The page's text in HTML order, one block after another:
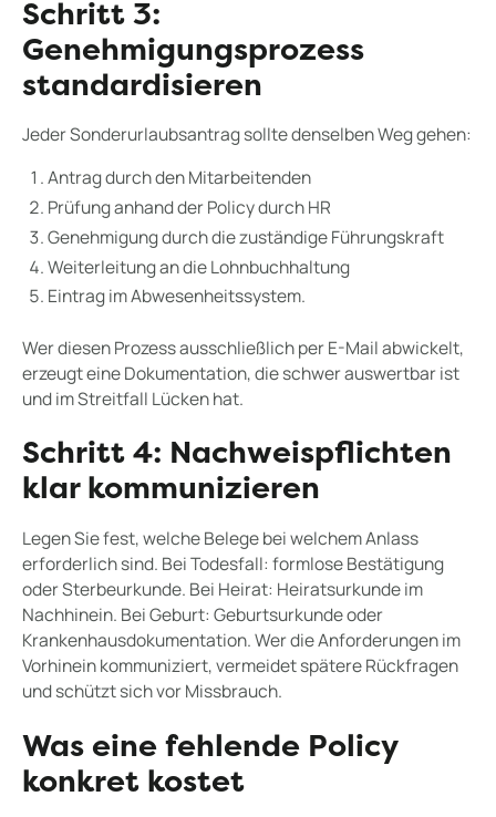
Schritt 3:
Genehmigungsprozess
standardisieren
Jeder Sonderurlaubsantrag sollte denselben Weg gehen:
Antrag durch den Mitarbeitenden
Prüfung anhand der Policy durch HR
Genehmigung durch die zuständige Führungskraft
Weiterleitung an die Lohnbuchhaltung
Eintrag im Abwesenheitssystem.
Wer diesen Prozess ausschließlich per E-Mail abwickelt,
erzeugt eine Dokumentation, die schwer auswertbar ist
und im Streitfall Lücken hat.
Schritt 4: Nachweispflichten
klar kommunizieren
Legen Sie fest, welche Belege bei welchem Anlass
erforderlich sind. Bei Todesfall: formlose Bestätigung
oder Sterbeurkunde. Bei Heirat: Heiratsurkunde im
Nachhinein. Bei Geburt: Geburtsurkunde oder
Krankenhausdokumentation. Wer die Anforderungen im
Vorhinein kommuniziert, vermeidet spätere Rückfragen
und schützt sich vor Missbrauch.
Was eine fehlende Policy
konkret kostet